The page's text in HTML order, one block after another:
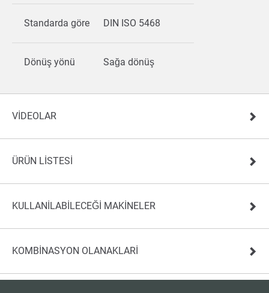
Standarda göre DIN ISO 5468
Dönüş yönü Sağa dönüş
VIDEOLAR
ÜRÜN LISTESI
KULLANILABILECEĞI MAKINELER
KOMBINASYON OLANAKLARI